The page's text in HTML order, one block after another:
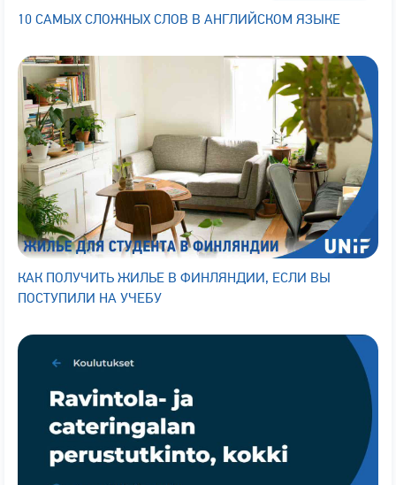
10 САМЫХ СЛОЖНЫХ СЛОВ В АНГЛИЙСКОМ ЯЗЫКЕ
КАК ПОЛУЧИТЬ ЖИЛЬЕ В ФИНЛЯНДИИ, ЕСЛИ ВЫ
ПОСТУПИЛИ НА УЧЕБУ